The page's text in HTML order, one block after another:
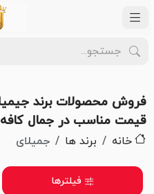
قیمت مناسب در جمال کافه
خانه برند ها جمیلای
فیلترها